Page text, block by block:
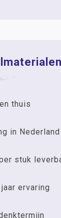
thuis
in
stuk
ervaring